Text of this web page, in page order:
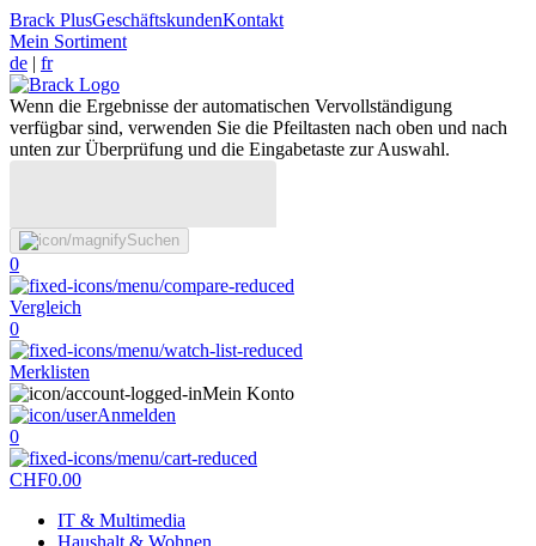
Brack PlusGeschäftskundenKontakt
Mein Sortiment
de | fr
Wenn die Ergebnisse der automatischen Vervollständigung
verfügbar sind, verwenden Sie die Pfeiltasten nach oben und nach
unten zur Überprüfung und die Eingabetaste zur Auswahl.
Suchen
0
Vergleich
0
Merklisten
Mein Konto
Anmelden
0
CHF0.00
IT & Multimedia
Haushalt & Wohnen